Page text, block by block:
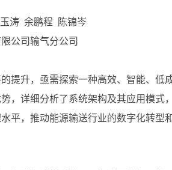
涛 余鹏程 陈锦岑
公司输气分公司
提升，亟需探索一种高效、智能、低
，详细分析了系统架构及其应用模式
平，推动能源输送行业的数字化转型